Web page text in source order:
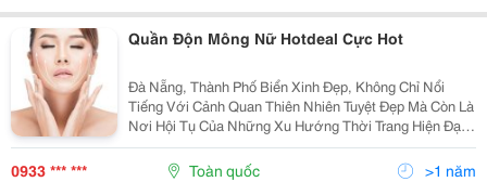
Quần Độn Mông Nữ Hotdeal Cực Hot
Đà Nẵng, Thành Phố Biển Xinh Đẹp, Không Chỉ Nổi
Tiếng Với Cảnh Quan Thiên Nhiên Tuyệt Đẹp Mà Còn Là
Nơi Hội Tụ Của Những Xu Hướng Thời Trang Hiện Đại.
Trong Số Đó, Quần Độn Mông Nam Tại Đà Nẵng Đang
Trở Thành Một Xu Hướng Được Nhiều Quý Ông Ưa...
0933 *** *** Toàn quốc >1 năm